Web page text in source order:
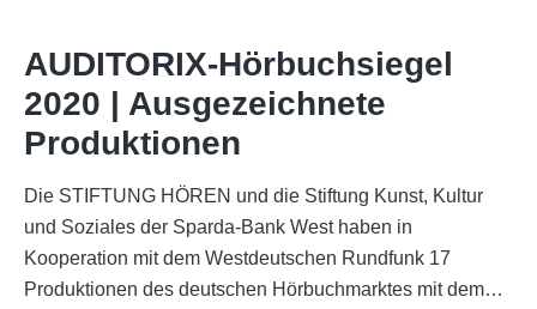
Funkhaus
Köln
AUDITORIX-Hörbuchsiegel
2020 | Ausgezeichnete
Produktionen
Die STIFTUNG HÖREN und die Stiftung Kunst, Kultur
und Soziales der Sparda-Bank West haben in
Kooperation mit dem Westdeutschen Rundfunk 17
Produktionen des deutschen Hörbuchmarktes mit dem…